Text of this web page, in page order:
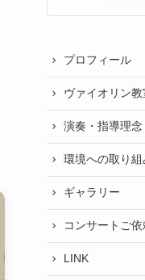
プロフィール
ヴァイオリン教
演奏・指導理念
環境への取り
ギャラリー
コンサートご依
LINK